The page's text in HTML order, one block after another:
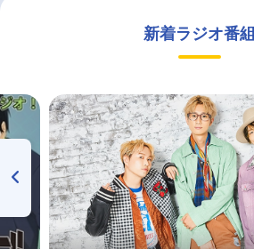
新着ラジオ番組